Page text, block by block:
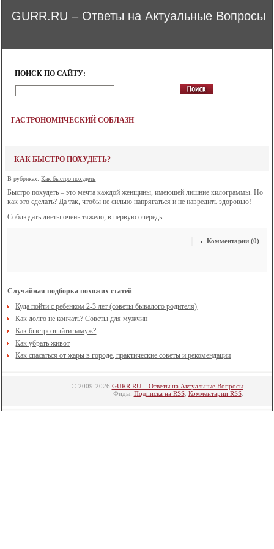
GURR.RU – Ответы на Актуальные Вопросы
ПОИСК ПО САЙТУ:
ГАСТРОНОМИЧЕСКИЙ СОБЛАЗН
КАК БЫСТРО ПОХУДЕТЬ?
В рубриках:Как быстро похудеть
Быстро похудеть – это мечта каждой женщины, имеющей лишние килограммы. Но
как это сделать? Да так, чтобы не сильно напрягаться и не навредить здоровью!
Соблюдать диеты очень тяжело, в первую очередь …
Комментарии (0)
Случайная подборка похожих статей:
Куда пойти с ребенком 2-3 лет (советы бывалого родителя)
Как долго не кончать? Советы для мужчин
Как быстро выйти замуж?
Как убрать живот
Как спасаться от жары в городе, практические советы и рекомендации
© 2009-2026 GURR.RU – Ответы на Актуальные Вопросы
Фиды: Подписка на RSS, Комментарии RSS.